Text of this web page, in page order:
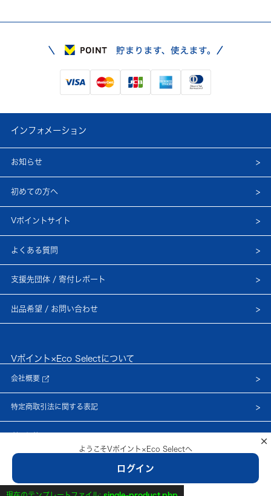
×
ようこそVポイント×Eco Selectへ
ログイン
新規会員登録はこちら
インフォメーション
お知らせ
初めての方へ
Vポイントサイト
よくある質問
支援先団体 / 寄付レポート
出品希望 / お問い合わせ
© Netprice, Inc.
Vポイント×Eco Selectについて
会社概要
特定商取引法に関する表記